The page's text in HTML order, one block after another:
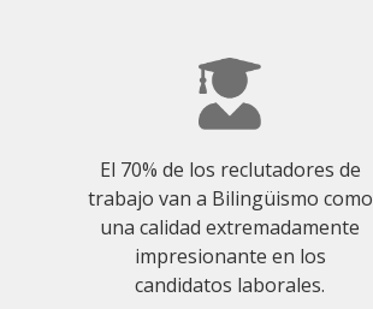
El 70% de los reclutadores de
trabajo van a Bilingüismo como
una calidad extremadamente
impresionante en los
candidatos laborales.